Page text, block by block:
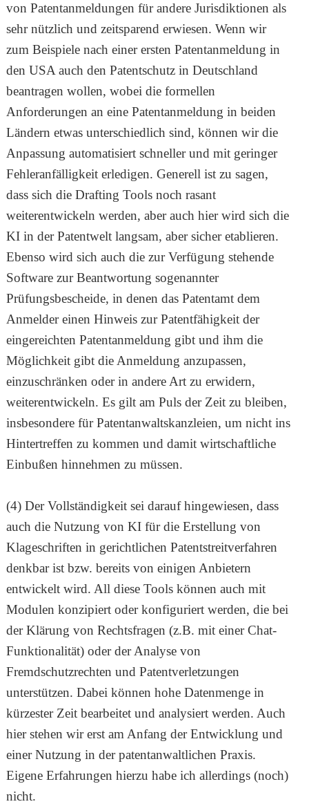
von Patentanmeldungen für andere Jurisdiktionen als
sehr nützlich und zeitsparend erwiesen. Wenn wir
zum Beispiele nach einer ersten Patentanmeldung in
den USA auch den Patentschutz in Deutschland
beantragen wollen, wobei die formellen
Anforderungen an eine Patentanmeldung in beiden
Ländern etwas unterschiedlich sind, können wir die
Anpassung automatisiert schneller und mit geringer
Fehleranfälligkeit erledigen. Generell ist zu sagen,
dass sich die Drafting Tools noch rasant
weiterentwickeln werden, aber auch hier wird sich die
KI in der Patentwelt langsam, aber sicher etablieren.
Ebenso wird sich auch die zur Verfügung stehende
Software zur Beantwortung sogenannter
Prüfungsbescheide, in denen das Patentamt dem
Anmelder einen Hinweis zur Patentfähigkeit der
eingereichten Patentanmeldung gibt und ihm die
Möglichkeit gibt die Anmeldung anzupassen,
einzuschränken oder in andere Art zu erwidern,
weiterentwickeln. Es gilt am Puls der Zeit zu bleiben,
insbesondere für Patentanwaltskanzleien, um nicht ins
Hintertreffen zu kommen und damit wirtschaftliche
Einbußen hinnehmen zu müssen.
(4) Der Vollständigkeit sei darauf hingewiesen, dass
auch die Nutzung von KI für die Erstellung von
Klageschriften in gerichtlichen Patentstreitverfahren
denkbar ist bzw. bereits von einigen Anbietern
entwickelt wird. All diese Tools können auch mit
Modulen konzipiert oder konfiguriert werden, die bei
der Klärung von Rechtsfragen (z.B. mit einer Chat-
Funktionalität) oder der Analyse von
Fremdschutzrechten und Patentverletzungen
unterstützen. Dabei können hohe Datenmenge in
kürzester Zeit bearbeitet und analysiert werden. Auch
hier stehen wir erst am Anfang der Entwicklung und
einer Nutzung in der patentanwaltlichen Praxis.
Eigene Erfahrungen hierzu habe ich allerdings (noch)
nicht.